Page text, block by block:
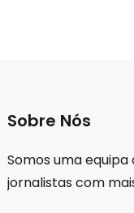
Sobre Nós
Somos uma
jornalistas com